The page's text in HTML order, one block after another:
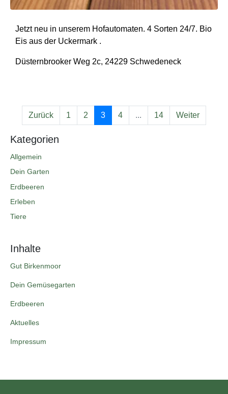
Jetzt neu in unserem Hofautomaten. 4 Sorten 24/7. Bio
Eis aus der Uckermark .
Düsternbrooker Weg 2c, 24229 Schwedeneck
Zurück 1 2 3 4 ... 14 Weiter
Kategorien
Allgemein
Dein Garten
Erdbeeren
Erleben
Tiere
Inhalte
Gut Birkenmoor
Dein Gemüsegarten
Erdbeeren
Aktuelles
Impressum